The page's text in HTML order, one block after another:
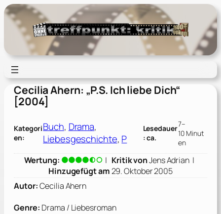
Zum
Inhalt
springen
Cecilia Ahern: „P.S. Ich liebe Dich“
[2004]
Kategori
en:
Buch, Drama
Liebesgeschichte, P
Lesedauer
: ca.
7–
10 Minut
en
Wertung: | Kritik vonJens Adrian|
Hinzugefügt am29. Oktober 2005
Autor:Cecilia Ahern
Genre: Drama / Liebesroman